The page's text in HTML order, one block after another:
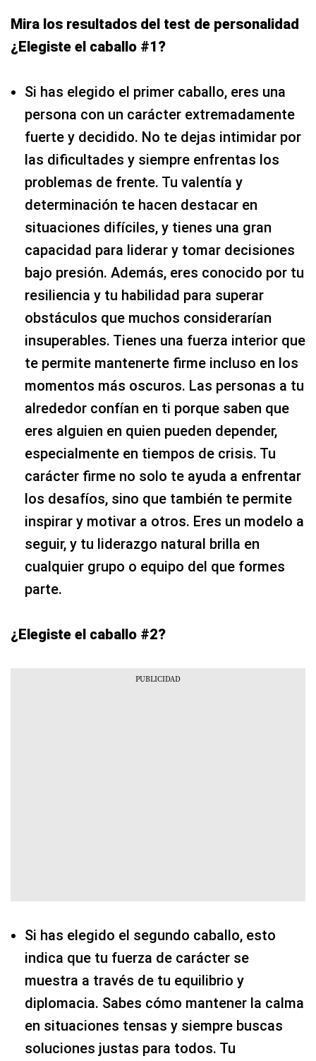
Mira los resultados del test de personalidad
¿Elegiste el caballo #1?
Si has elegido el primer caballo, eres una
persona con un carácter extremadamente
fuerte y decidido. No te dejas intimidar por
las dificultades y siempre enfrentas los
problemas de frente. Tu valentía y
determinación te hacen destacar en
situaciones difíciles, y tienes una gran
capacidad para liderar y tomar decisiones
bajo presión. Además, eres conocido por tu
resiliencia y tu habilidad para superar
obstáculos que muchos considerarían
insuperables. Tienes una fuerza interior que
te permite mantenerte firme incluso en los
momentos más oscuros. Las personas a tu
alrededor confían en ti porque saben que
eres alguien en quien pueden depender,
especialmente en tiempos de crisis. Tu
carácter firme no solo te ayuda a enfrentar
los desafíos, sino que también te permite
inspirar y motivar a otros. Eres un modelo a
seguir, y tu liderazgo natural brilla en
cualquier grupo o equipo del que formes
parte.
¿Elegiste el caballo #2?
Si has elegido el segundo caballo, esto
indica que tu fuerza de carácter se
muestra a través de tu equilibrio y
diplomacia. Sabes cómo mantener la calma
en situaciones tensas y siempre buscas
soluciones justas para todos. Tu